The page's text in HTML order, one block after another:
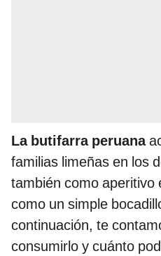
La butifarra peruana
familias limeñas en los
también como aperitivo
como un simple
continuación, te
consumirlo y cuánto